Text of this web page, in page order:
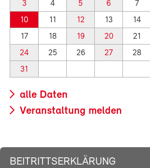
3 4 5 6 7
10
11 12 13 14
17
18 19 20 21
24
25 26 27 28
31
alle Daten
Veranstaltung melden
BEITRITTSERKLÄRUNG